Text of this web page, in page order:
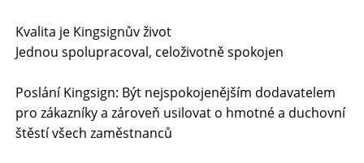
Kvalita je Kingsignův život
Jednou spolupracoval, celoživotně spokojen
Poslání Kingsign: Být nejspokojenějším dodavatelem
pro zákazníky a zároveň usilovat o hmotné a duchovní
štěstí všech zaměstnanců